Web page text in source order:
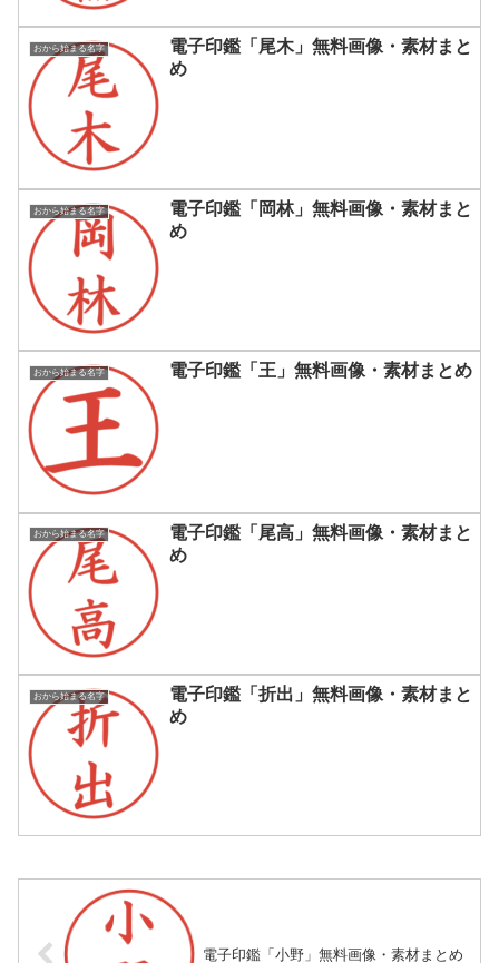
おから始まる名字
電子印鑑「尾木」無料画像・素材まと
め
おから始まる名字
電子印鑑「岡林」無料画像・素材まと
め
おから始まる名字 電子印鑑「王」無料画像・素材まとめ
おから始まる名字
電子印鑑「尾高」無料画像・素材まと
め
おから始まる名字
電子印鑑「折出」無料画像・素材まと
め
電子印鑑「小野」無料画像・素材まとめ